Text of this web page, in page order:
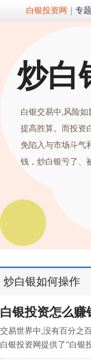
白银投资网 专题
炒白
白银交易中,风险
提高胜算。而投资
免陷入与市场斗气
钱，炒白银亏了、
炒白银如何操作
白银投资怎么赚
交易世界中,没有百分之
白银投资网提供了“白银